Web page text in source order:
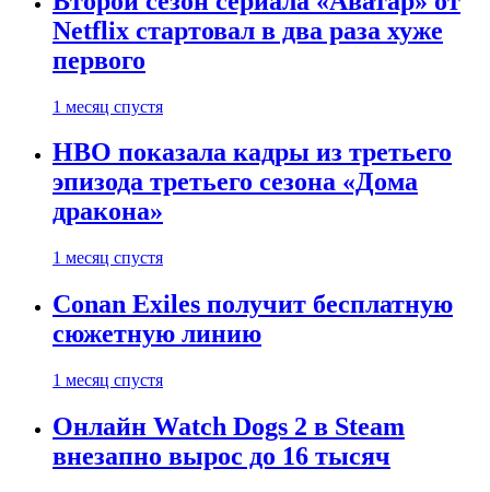
Netflix стартовал в два раза хуже
первого
1 месяц спустя
HBO показала кадры из третьего
эпизода третьего сезона «Дома
дракона»
1 месяц спустя
Conan Exiles получит бесплатную
сюжетную линию
1 месяц спустя
Онлайн Watch Dogs 2 в Steam
внезапно вырос до 16 тысяч